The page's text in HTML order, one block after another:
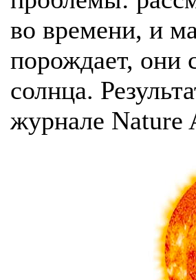
во времени, и
порождает, они
солнца.
журнале Nature